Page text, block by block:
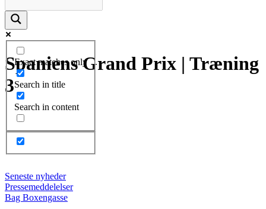
Exact matches only
Search in title
Search in content
Spaniens Grand Prix | Træning
3
Seneste nyheder
Pressemeddelelser
Bag Boxengasse